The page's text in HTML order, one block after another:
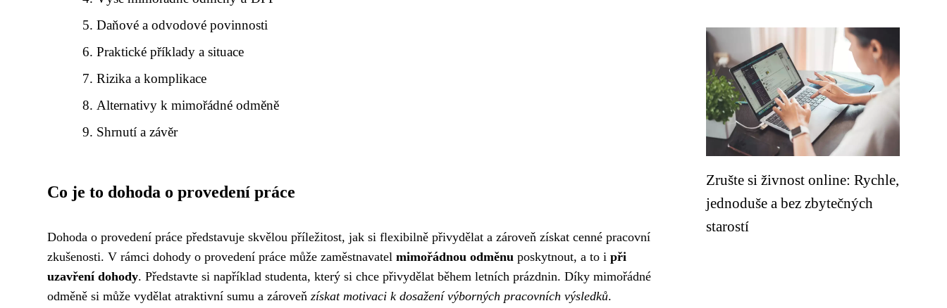
Daňové a odvodové povinnosti
Praktické příklady a situace
Rizika a komplikace
Alternativy k mimořádné odměně
Shrnutí a závěr
Co je to dohoda o provedení práce
Dohoda o provedení práce představuje skvělou příležitost, jak si flexibilně přivydělat a zároveň získat cenné pracovní
zkušenosti. V rámci dohody o provedení práce může zaměstnavatel mimořádnou odměnu poskytnout, a to i při
uzavření dohody. Představte si například studenta, který si chce přivydělat během letních prázdnin. Díky mimořádné
odměně si může vydělat atraktivní sumu a zároveň získat motivaci k dosažení výborných pracovních výsledků.
Zrušte si živnost online: Rychle,
jednoduše a bez zbytečných
starostí